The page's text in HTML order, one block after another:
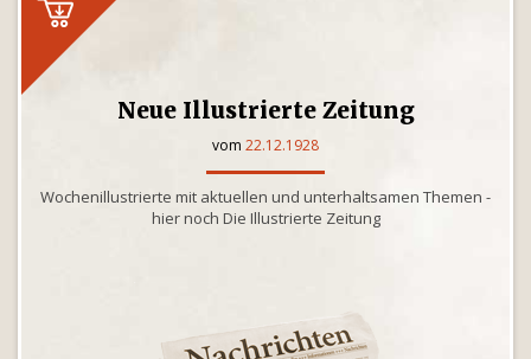
Neue Illustrierte Zeitung
vom 22.12.1928
Wochenillustrierte mit aktuellen und unterhaltsamen Themen -
hier noch Die Illustrierte Zeitung